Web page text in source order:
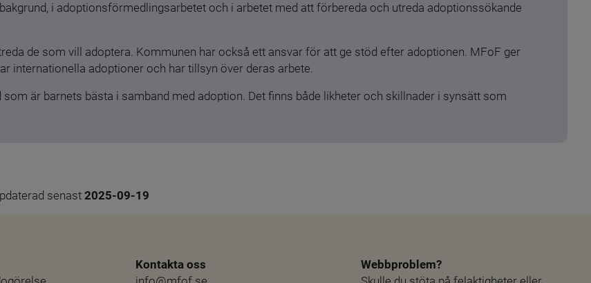
i adoptionsförmedlingsarbetet och i arbetet med att förbereda och utreda adoptionssökande
de som vill adoptera. Kommunen har också ett ansvar för att ge stöd efter adoptionen. MFoF ger
internationella adoptioner och har tillsyn över deras arbete.
är barnets bästa i samband med adoption. Det finns både likheter och skillnader i synsätt som
senast 2025-09-19
Kontakta oss
Webbproblem?